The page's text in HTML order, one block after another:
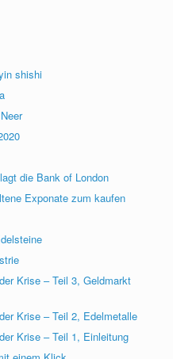
shishi
die Bank of London
Exponate zum kaufen
Krise – Teil 3, Geldmarkt
Krise – Teil 2, Edelmetalle
Krise – Teil 1, Einleitung